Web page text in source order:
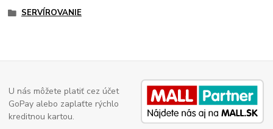
SERVÍROVANIE
U nás môžete platiť cez účet
GoPay alebo zaplaťte rýchlo
kreditnou kartou.